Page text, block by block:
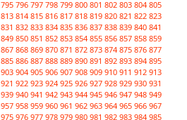
795 796 797 798 799 800 801 802 803 804 805
813 814 815 816 817 818 819 820 821 822 823
831 832 833 834 835 836 837 838 839 840 841
849 850 851 852 853 854 855 856 857 858 859
867 868 869 870 871 872 873 874 875 876 877
885 886 887 888 889 890 891 892 893 894 895
903 904 905 906 907 908 909 910 911 912 913
921 922 923 924 925 926 927 928 929 930 931
939 940 941 942 943 944 945 946 947 948 949
957 958 959 960 961 962 963 964 965 966 967
975 976 977 978 979 980 981 982 983 984 985